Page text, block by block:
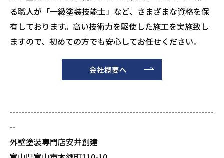
る職人が「一級塗装技能士」など、さまざまな資格を保
有しております。高い技術力を駆使した施工を実施致し
ますので、初めての方でも安心してお任せください。
会社概要へ
--------------------------------------------------------------------
--
外壁塗装専門店安井創建